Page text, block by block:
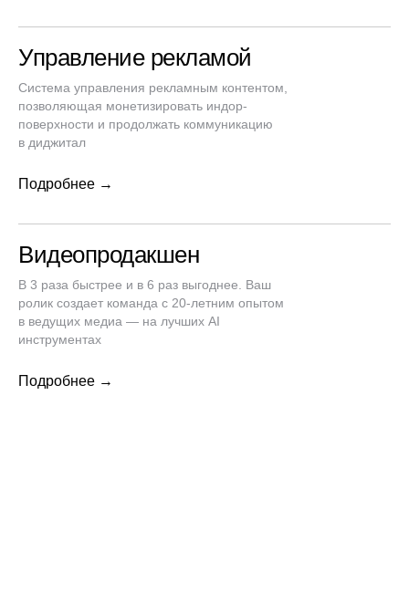
Управление рекламой
Система управления рекламным контентом,
позволяющая монетизировать индор-
поверхности и продолжать коммуникацию
в диджитал
Подробнее →
Подробнее →
Видеопродакшен
В 3 раза быстрее и в 6 раз выгоднее. Ваш
ролик создает команда с 20-летним опытом
в ведущих медиа — на лучших AI
инструментах